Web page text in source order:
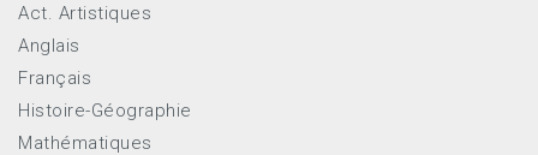
Act. Artistiques
Anglais
Français
Histoire-Géographie
Mathématiques